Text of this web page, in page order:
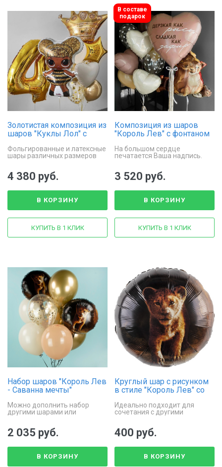
Золотистая композиция из
шаров "Куклы Лол" с
золотой короной
Фольгированные и латексные
шары различных размеров
4 380 руб.
В КОРЗИНУ
КУПИТЬ В 1 КЛИК
В составе
подарок
Композиция из шаров
"Король Лев" с фонтаном
На большом сердце
печатается Ваша надпись.
3 520 руб.
В КОРЗИНУ
КУПИТЬ В 1 КЛИК
Набор шаров "Король Лев
- Саванна мечты"
Можно дополнить набор
другими шарами или
мероприятия.
2 035 руб.
В КОРЗИНУ
Круглый шар с рисунком
в стиле "Король Лев" со
Идеально подходит для
сочетания с другими
размеров и цветов.
400 руб.
В КОРЗИНУ